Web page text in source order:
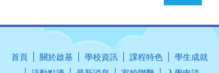
首頁 關於啟基 學校資訊 課程特色
學生成就